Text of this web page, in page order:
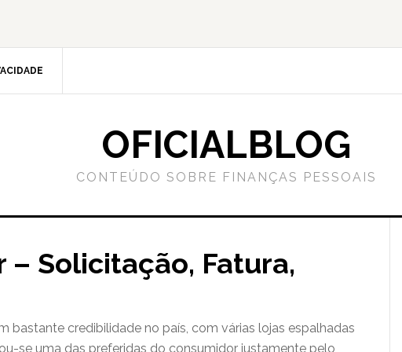
OFICIALBLOG
CONTEÚDO SOBRE FINANÇAS PESSOAIS
– Solicitação, Fatura,
bastante credibilidade no país, com várias lojas espalhadas
se uma das preferidas do consumidor justamente pelo